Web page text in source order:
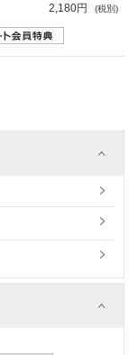
2,180円 (税別)